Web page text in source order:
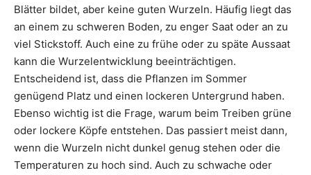
Blätter bildet, aber keine guten Wurzeln. Häufig liegt das
an einem zu schweren Boden, zu enger Saat oder an zu
viel Stickstoff. Auch eine zu frühe oder zu späte Aussaat
kann die Wurzelentwicklung beeinträchtigen.
Entscheidend ist, dass die Pflanzen im Sommer
genügend Platz und einen lockeren Untergrund haben.
Ebenso wichtig ist die Frage, warum beim Treiben grüne
oder lockere Köpfe entstehen. Das passiert meist dann,
wenn die Wurzeln nicht dunkel genug stehen oder die
Temperaturen zu hoch sind. Auch zu schwache oder